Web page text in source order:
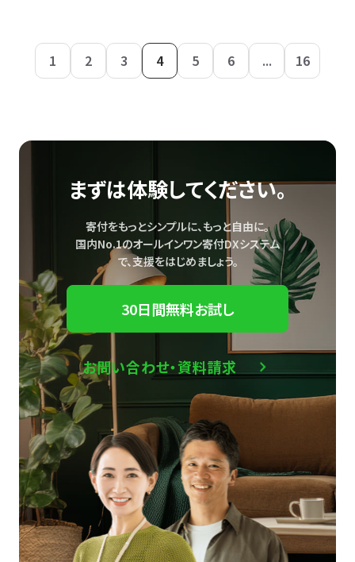
1 2 3 4 5 6 ... 16
まずは体験してください。
寄付をもっとシンプルに、もっと自由に。
国内No.1のオールインワン寄付DXシステム
で、支援をはじめましょう。
30日間無料お試し
お問い合わせ・資料請求